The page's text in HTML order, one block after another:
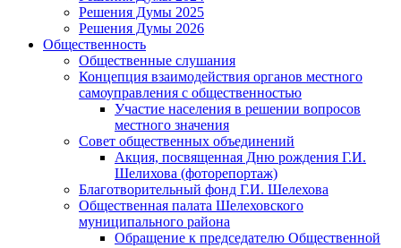
Решения Думы 2025
Решения Думы 2026
Общественность
Общественные слушания
Концепция взаимодействия органов местного
самоуправления с общественностью
Участие населения в решении вопросов
местного значения
Совет общественных объединений
Акция, посвященная Дню рождения Г.И.
Шелихова (фоторепортаж)
Благотворительный фонд Г.И. Шелехова
Общественная палата Шелеховского
муниципального района
Обращение к председателю Общественной